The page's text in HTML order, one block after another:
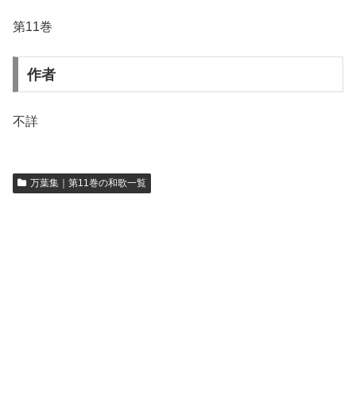
第11巻
作者
不詳
万葉集｜第11巻の和歌一覧